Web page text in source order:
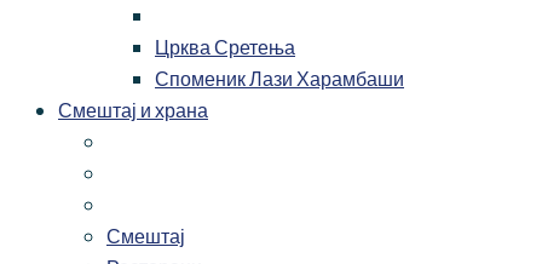
Црква Сретења
Споменик Лази Харамбаши
Смештај и храна
Смештај